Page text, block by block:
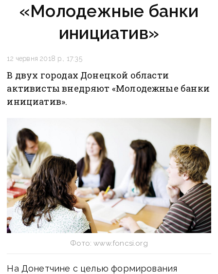
«Молодежные банки
инициатив»
12 червня 2018 р., 17:35
В двух городах Донецкой области
активисты внедряют «Молодежные банки
инициатив».
Фото: www.foncsi.org
На Донетчине с целью формирования